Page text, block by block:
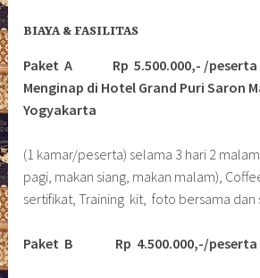
BIAYA & FASILITAS
Paket A Rp 5.500.000,- /peserta
Menginap di Hotel Grand Puri Saron
Yogyakarta
(1 kamar/peserta) selama 3 hari 2
pagi, makan siang, makan malam),
sertifikat, Training kit, foto bersama dan
Paket B Rp 4.500.000,-/peserta